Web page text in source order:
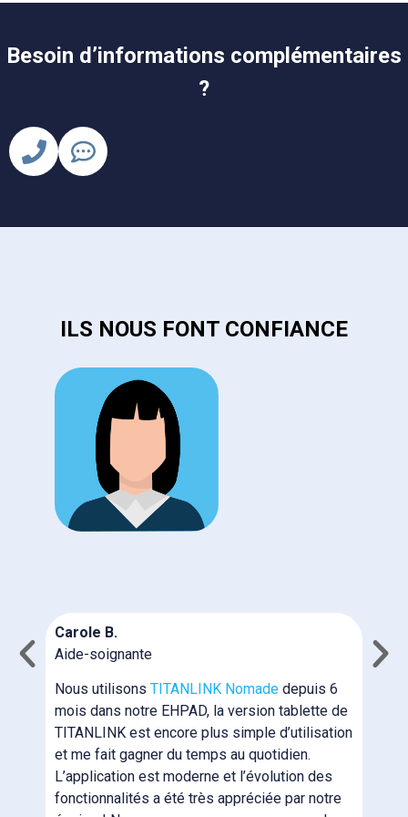
Besoin d’informations complémentaires
?
ILS NOUS FONT CONFIANCE
Carole B.
Aide-soignante
Nous utilisons TITANLINK Nomade depuis 6
mois dans notre EHPAD, la version tablette de
TITANLINK est encore plus simple d’utilisation
et me fait gagner du temps au quotidien.
L’application est moderne et l’évolution des
fonctionnalités a été très appréciée par notre